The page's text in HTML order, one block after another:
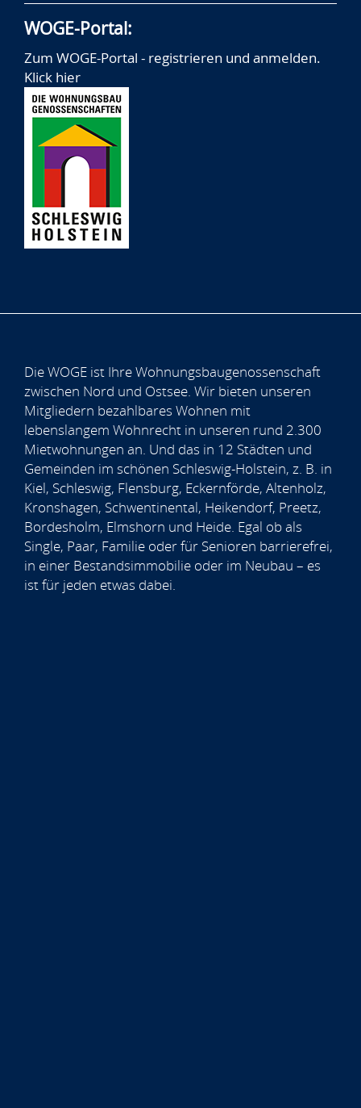
WOGE-Portal:
Zum WOGE-Portal - registrieren und anmelden.
Klick hier
Die WOGE ist Ihre Wohnungsbaugenossenschaft
zwischen Nord und Ostsee. Wir bieten unseren
Mitgliedern bezahlbares Wohnen mit
lebenslangem Wohnrecht in unseren rund 2.300
Mietwohnungen an. Und das in 12 Städten und
Gemeinden im schönen Schleswig-Holstein, z. B. in
Kiel, Schleswig, Flensburg, Eckernförde, Altenholz,
Kronshagen, Schwentinental, Heikendorf, Preetz,
Bordesholm, Elmshorn und Heide. Egal ob als
Single, Paar, Familie oder für Senioren barrierefrei,
in einer Bestandsimmobilie oder im Neubau – es
ist für jeden etwas dabei.